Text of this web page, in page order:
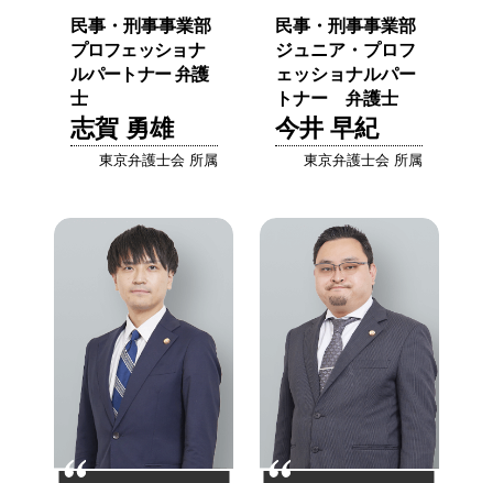
民事・刑事事業部
プロフェッショナ
ルパートナー 弁護
士
志賀 勇雄
東京弁護士会 所属
民事・刑事事業部
ジュニア・プロフ
ェッショナルパー
トナー 弁護士
今井 早紀
東京弁護士会 所属